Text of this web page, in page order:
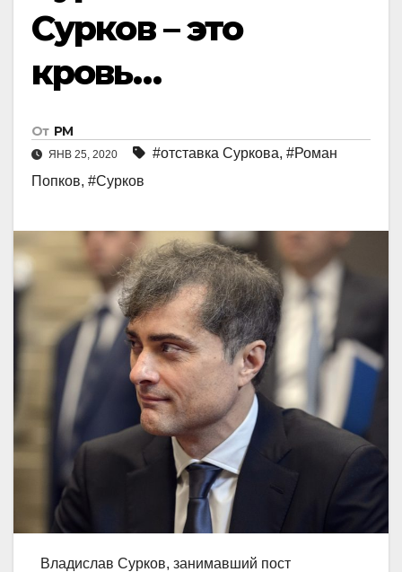
Сурков – это
кровь…
От РМ
ЯНВ 25, 2020 #отставка Суркова, #Роман
Попков, #Сурков
Владислав Сурков, занимавший пост